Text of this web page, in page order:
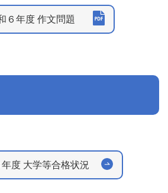
６年度 作文問題
度 大学等合格状況